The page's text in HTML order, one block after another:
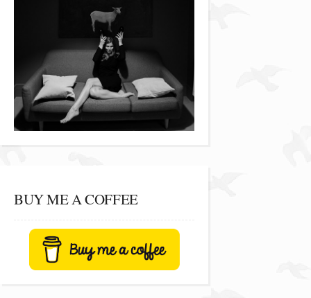
BUY ME A COFFEE